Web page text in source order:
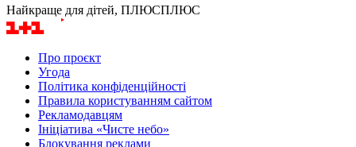
Найкраще для дітей, ПЛЮСПЛЮС
Про проєкт
Угода
Політика конфіденційності
Правила користуванням сайтом
Рекламодавцям
Ініціатива «Чисте небо»
Блокування реклами